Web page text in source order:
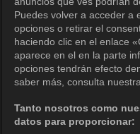
Puedes volver a acceder a
opciones o retirar el
haciendo clic en el enlace
aparece en el en la parte
opciones tendrán efecto
saber más, consulta
Tanto nosotros como
datos para proporcionar: